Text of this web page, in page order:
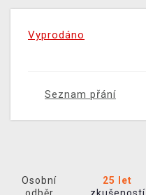
Vyprodáno
Seznam přání
Osobní
25 let